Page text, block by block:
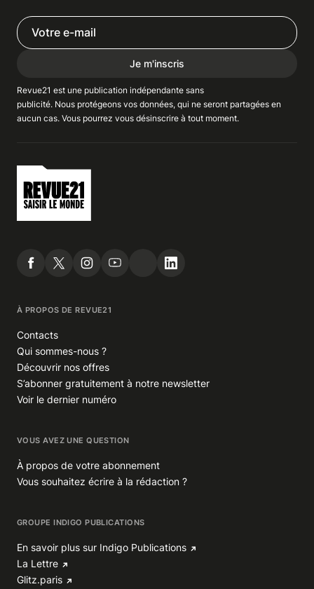
Je m'inscris
Revue21 est une publication indépendante sans
publicité. Nous protégeons vos données, qui ne seront partagées en
aucun cas. Vous pourrez vous désinscrire à tout moment.
À PROPOS DE REVUE21
Contacts
Qui sommes-nous ?
Découvrir nos offres
S’abonner gratuitement à notre newsletter
Voir le dernier numéro
VOUS AVEZ UNE QUESTION
À propos de votre abonnement
Vous souhaitez écrire à la rédaction ?
GROUPE INDIGO PUBLICATIONS
En savoir plus sur Indigo Publications
La Lettre
Glitz.paris